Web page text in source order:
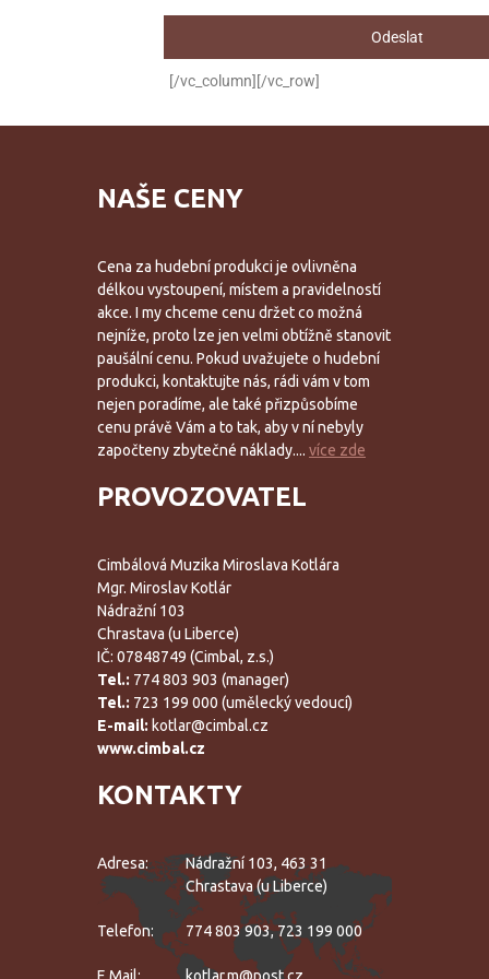
[/vc_column][/vc_row]
NAŠE CENY
Cena za hudební produkci je ovlivněna
délkou vystoupení, místem a pravidelností
akce. I my chceme cenu držet co možná
nejníže, proto lze jen velmi obtížně stanovit
paušální cenu. Pokud uvažujete o hudební
produkci, kontaktujte nás, rádi vám v tom
nejen poradíme, ale také přizpůsobíme
cenu právě Vám a to tak, aby v ní nebyly
započteny zbytečné náklady.... více zde
PROVOZOVATEL
Cimbálová Muzika Miroslava Kotlára
Mgr. Miroslav Kotlár
Nádražní 103
Chrastava (u Liberce)
IČ: 07848749 (Cimbal, z.s.)
Tel.: 774 803 903 (manager)
Tel.: 723 199 000 (umělecký vedoucí)
E-mail: kotlar@cimbal.cz
www.cimbal.cz
KONTAKTY
Adresa:
Nádražní 103, 463 31
Chrastava (u Liberce)
Telefon: 774 803 903, 723 199 000